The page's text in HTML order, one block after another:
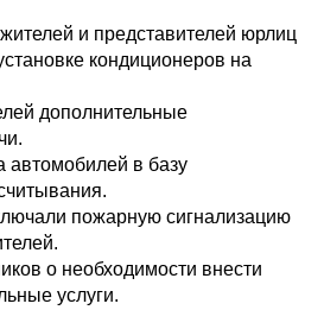
и представителей юрлиц
кондиционеров на
дополнительные
автомобилей в базу
пожарную сигнализацию
о необходимости внести
услуги.